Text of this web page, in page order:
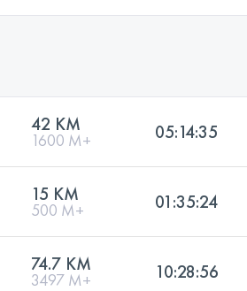
42 KM
1600 M+ 05:14:35
15 KM
500 M+ 01:35:24
74.7 KM
3497 M+ 10:28:56